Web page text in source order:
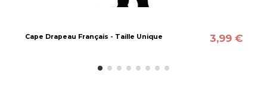
Cape Drapeau Français - Taille Unique 3,99 €